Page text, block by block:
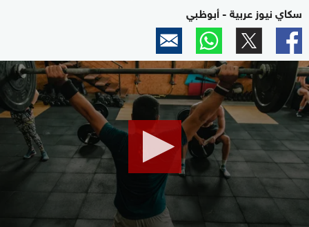
سكاي نيوز عربية - أبوظبي
0
seconds
seconds